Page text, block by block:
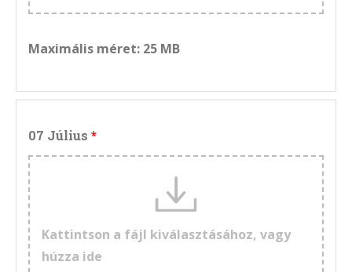
Maximális méret: 25 MB
07 Július
Kattintson a fájl kiválasztásához, vagy
húzza ide